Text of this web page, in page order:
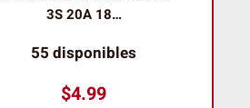
3S 20A 18…
55 disponibles
$4.99